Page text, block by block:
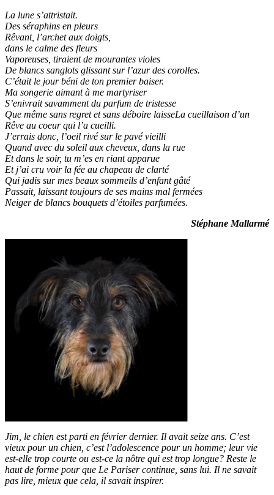
La lune s’attristait.
Des séraphins en pleurs
Rêvant, l’archet aux doigts,
dans le calme des fleurs
Vaporeuses, tiraient de mourantes violes
De blancs sanglots glissant sur l’azur des corolles.
C’était le jour béni de ton premier baiser.
Ma songerie aimant à me martyriser
S’enivrait savamment du parfum de tristesse
Que même sans regret et sans déboire laisseLa cueillaison d’un
Rêve au coeur qui l’a cueilli.
J’errais donc, l’oeil rivé sur le pavé vieilli
Quand avec du soleil aux cheveux, dans la rue
Et dans le soir, tu m’es en riant apparue
Et j’ai cru voir la fée au chapeau de clarté
Qui jadis sur mes beaux sommeils d’enfant gâté
Passait, laissant toujours de ses mains mal fermées
Neiger de blancs bouquets d’étoiles parfumées.
Stéphane Mallarmé
Jim, le chien est parti en février dernier. Il avait seize ans. C’est
vieux pour un chien, c’est l’adolescence pour un homme; leur vie
est-elle trop courte ou est-ce la nôtre qui est trop longue? Reste le
haut de forme pour que Le Pariser continue, sans lui. Il ne savait
pas lire, mieux que cela, il savait inspirer.